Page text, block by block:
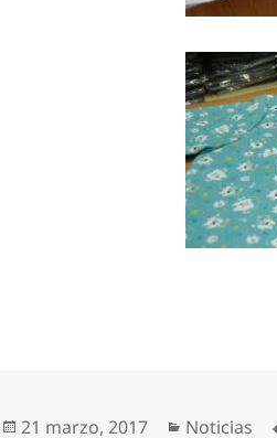
Publicado
21 marzo, 2017 Categorías
Noticias